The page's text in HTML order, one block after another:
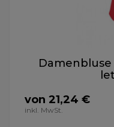
von 21,24 €
inkl. MwSt.